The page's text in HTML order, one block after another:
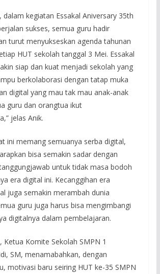
dalam kegiatan Essakal Aniversary 35th
sukses, semua guru hadir
turut menyukseskan agenda tahunan
HUT sekolah tanggal 3 Mei. Essakal
siap dan kuat menjadi sekolah yang
berkolaborasi dengan tatap muka
digital yang mau tak mau anak-anak
guru dan orangtua ikut
jelas Anik.
ini memang semuanya serba digital,
bisa semakin sadar dengan
untuk tidak masa bodoh
era digital ini. Kecanggihan era
juga semakin merambah dunia
guru juga harus bisa mengimbangi
digitalnya dalam pembelajaran.
Ketua Komite Sekolah SMPN 1
SM, menamabahkan, dengan
motivasi baru seiring HUT ke-35 SMPN